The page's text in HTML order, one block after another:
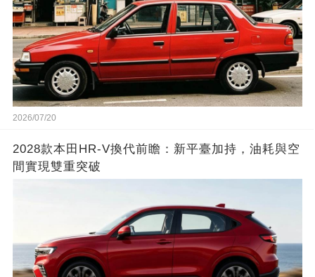
2026/07/20
2028款本田HR-V換代前瞻：新平臺加持，油耗與空
間實現雙重突破